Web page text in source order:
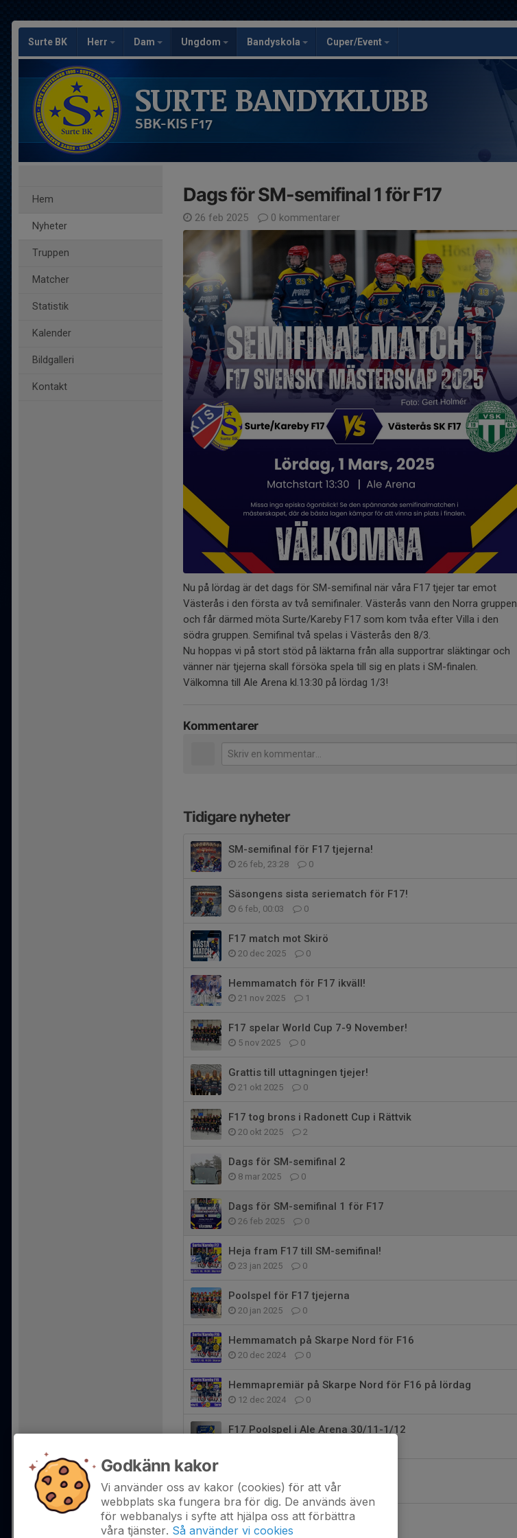
Surte BK Herr Dam Ungdom Bandyskola Cuper/Event
SURTE BANDYKLUBB
SBK-KIS F17
Hem
Nyheter
Truppen
Matcher
Statistik
Kalender
Bildgalleri
Kontakt
Dags för SM-semifinal 1 för F17
26 feb 2025 0 kommentarer
Nu på lördag är det dags för SM-semifinal när våra F17 tjejer tar emot
Västerås i den första av två semifinaler. Västerås vann den Norra gruppen
och får därmed möta Surte/Kareby F17 som kom tvåa efter Villa i den
södra gruppen. Semifinal två spelas i Västerås den 8/3.
Nu hoppas vi på stort stöd på läktarna från alla supportrar släktingar och
vänner när tjejerna skall försöka spela till sig en plats i SM-finalen.
Välkomna till Ale Arena kl.13:30 på lördag 1/3!
Kommentarer
Tidigare nyheter
SM-semifinal för F17 tjejerna!
26 feb, 23:28 0
Säsongens sista seriematch för F17!
6 feb, 00:03 0
F17 match mot Skirö
20 dec 2025 0
Hemmamatch för F17 ikväll!
21 nov 2025 1
F17 spelar World Cup 7-9 November!
5 nov 2025 0
Grattis till uttagningen tjejer!
21 okt 2025 0
F17 tog brons i Radonett Cup i Rättvik
20 okt 2025 2
Dags för SM-semifinal 2
8 mar 2025 0
Dags för SM-semifinal 1 för F17
26 feb 2025 0
Heja fram F17 till SM-semifinal!
23 jan 2025 0
Poolspel för F17 tjejerna
20 jan 2025 0
Hemmamatch på Skarpe Nord för F16
20 dec 2024 0
Hemmapremiär på Skarpe Nord för F16 på lördag
12 dec 2024 0
F17 Poolspel i Ale Arena 30/11-1/12
9 nov 2024 0
Godkänn kakor
Vi använder oss av kakor (cookies) för att vår
webbplats ska fungera bra för dig. De används även
för webbanalys i syfte att hjälpa oss att förbättra
våra tjänster. Så använder vi cookies